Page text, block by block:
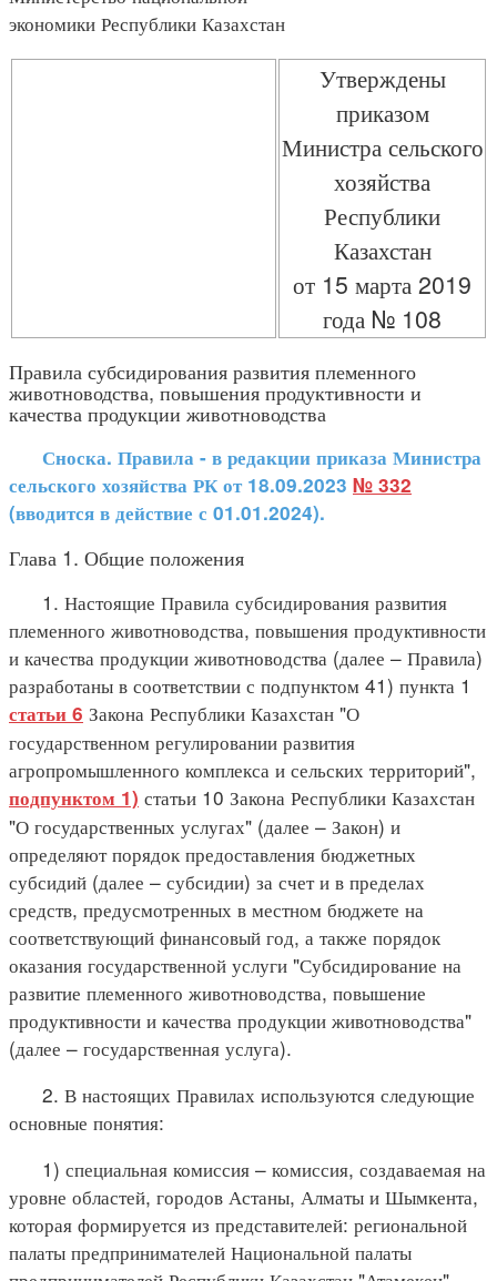
экономики Республики Казахстан
Утверждены
приказом
Министра сельского
хозяйства
Республики
Казахстан
от 15 марта 2019
года № 108
Правила субсидирования развития племенного
животноводства, повышения продуктивности и
качества продукции животноводства
Сноска. Правила - в редакции приказа Министра
сельского хозяйства РК от 18.09.2023 № 332
(вводится в действие с 01.01.2024).
Глава 1. Общие положения
1. Настоящие Правила субсидирования развития
племенного животноводства, повышения продуктивности
и качества продукции животноводства (далее – Правила)
разработаны в соответствии с подпунктом 41) пункта 1
статьи 6 Закона Республики Казахстан "О
государственном регулировании развития
агропромышленного комплекса и сельских территорий",
подпунктом 1) статьи 10 Закона Республики Казахстан
"О государственных услугах" (далее – Закон) и
определяют порядок предоставления бюджетных
субсидий (далее – субсидии) за счет и в пределах
средств, предусмотренных в местном бюджете на
соответствующий финансовый год, а также порядок
оказания государственной услуги "Субсидирование на
развитие племенного животноводства, повышение
продуктивности и качества продукции животноводства"
(далее – государственная услуга).
2. В настоящих Правилах используются следующие
основные понятия:
1) специальная комиссия – комиссия, создаваемая на
уровне областей, городов Астаны, Алматы и Шымкента,
которая формируется из представителей: региональной
палаты предпринимателей Национальной палаты